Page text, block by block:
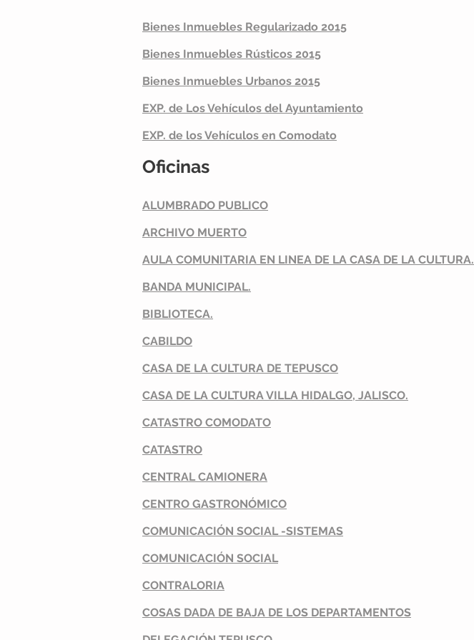
Bienes Inmuebles Regularizado 2015
Bienes Inmuebles Rústicos 2015
Bienes Inmuebles Urbanos 2015
EXP. de LosVehículos del Ayuntamiento
EXP. de losVehículos en Comodato
Oficinas
ALUMBRADO PUBLICO
ARCHIVO MUERTO
AULA COMUNITARIA EN LINEA DE LA CASA DE LA CULTURA.
BANDA MUNICIPAL.
BIBLIOTECA.
CABILDO
CASA DE LA CULTURA DE TEPUSCO
CASA DE LA CULTURA VILLA HIDALGO, JALISCO.
CATASTRO COMODATO
CATASTRO
CENTRAL CAMIONERA
CENTRO GASTRONÓMICO
COMUNICACIÓN SOCIAL -SISTEMAS
COMUNICACIÓN SOCIAL
CONTRALORIA
COSAS DADA DE BAJA DE LOS DEPARTAMENTOS